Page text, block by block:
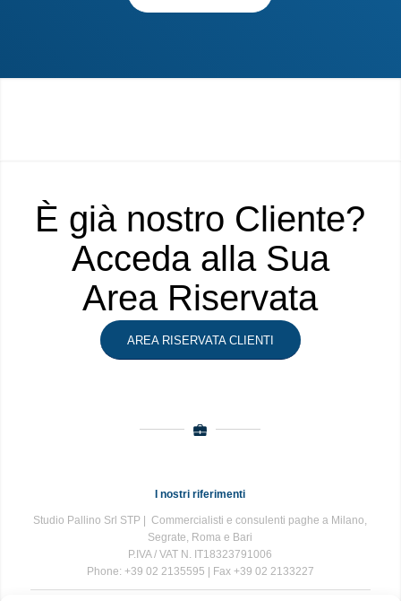
È già nostro Cliente?
Acceda alla Sua
Area Riservata
AREA RISERVATA CLIENTI
I nostri riferimenti
Studio Pallino Srl STP | Commercialisti e consulenti paghe a Milano,
Segrate, Roma e Bari
P.IVA / VAT N. IT18323791006
Phone: +39 02 2135595 | Fax +39 02 2133227